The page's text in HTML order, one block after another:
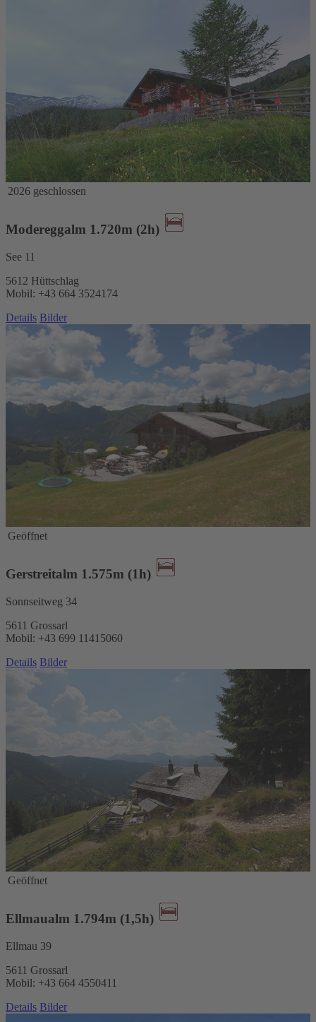
2026 geschlossen
Modereggalm 1.720m (2h)
See 11
5612 Hüttschlag
Mobil: +43 664 3524174
Details Bilder
Geöffnet
Gerstreitalm 1.575m (1h)
Sonnseitweg 34
5611 Grossarl
Mobil: +43 699 11415060
Details Bilder
Geöffnet
Ellmaualm 1.794m (1,5h)
Ellmau 39
5611 Grossarl
Mobil: +43 664 4550411
Details Bilder